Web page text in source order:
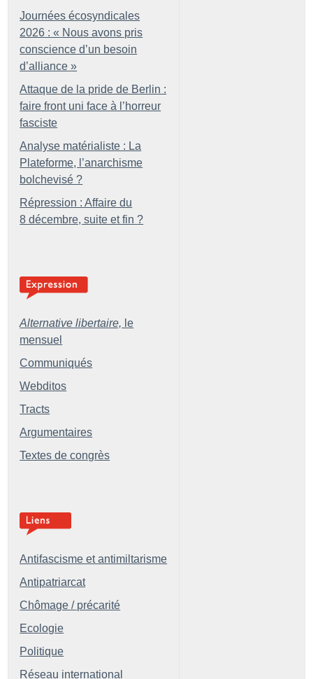
Journées écosyndicales
2026 : « Nous avons pris
conscience d’un besoin
d’alliance »
Attaque de la pride de Berlin :
faire front uni face à l’horreur
fasciste
Analyse matérialiste : La
Plateforme, l’anarchisme
bolchevisé ?
Répression : Affaire du
8 décembre, suite et fin ?
Alternative libertaire, le
mensuel
Communiqués
Webditos
Tracts
Argumentaires
Textes de congrès
Antifascisme et antimiltarisme
Antipatriarcat
Chômage / précarité
Ecologie
Politique
Réseau international